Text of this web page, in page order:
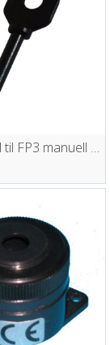
Resetnøkkel til FP3 manuell melder